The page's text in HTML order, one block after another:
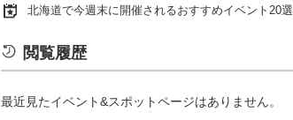
北海道で今週末に開催されるおすすめイベント20選
閲覧履歴
最近見たイベント&スポットページはありません。